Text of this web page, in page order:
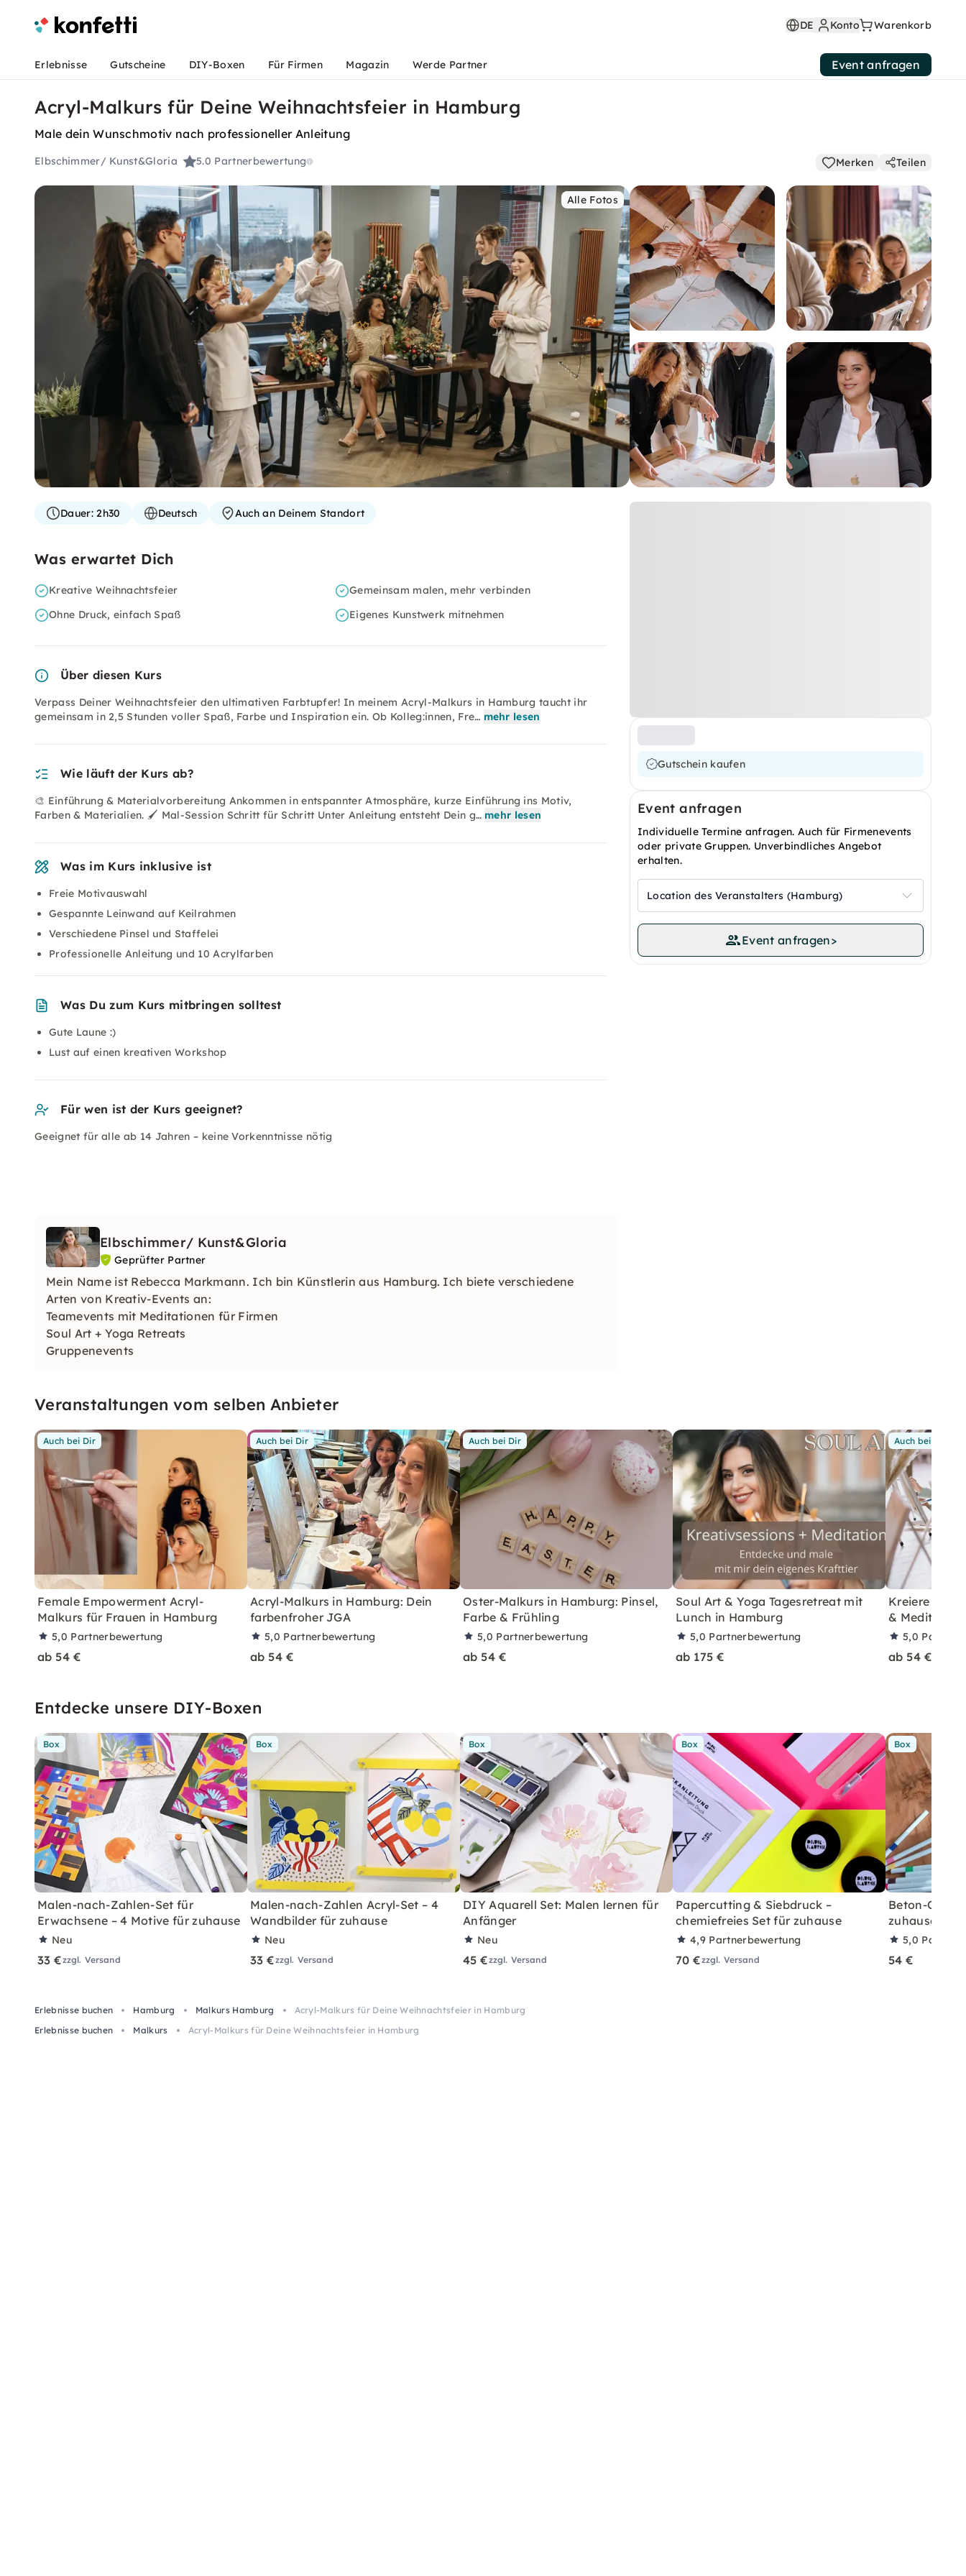
DE Konto Warenkorb
Erlebnisse Gutscheine DIY-Boxen Für Firmen Magazin Werde Partner Event anfragen
Acryl-Malkurs für Deine Weihnachtsfeier in Hamburg
Male dein Wunschmotiv nach professioneller Anleitung
Elbschimmer/ Kunst&Gloria 5.0 Partnerbewertung Merken Teilen
Alle Fotos
Gutschein kaufen
Event anfragen
Individuelle Termine anfragen. Auch für Firmenevents
oder private Gruppen. Unverbindliches Angebot
erhalten.
Location des Veranstalters (Hamburg)
Event anfragen>
Dauer:2h30 Deutsch Auch an Deinem Standort
Was erwartet Dich
Kreative Weihnachtsfeier
Gemeinsam malen, mehr verbinden
Ohne Druck, einfach Spaß
Eigenes Kunstwerk mitnehmen
Über diesen Kurs
Verpass Deiner Weihnachtsfeier den ultimativen Farbtupfer! In meinem Acryl-Malkurs in Hamburg taucht ihr
gemeinsam in 2,5 Stunden voller Spaß, Farbe und Inspiration ein. Ob Kolleg:innen, Fre… mehr lesen
Wie läuft der Kurs ab?
🎨 Einführung & Materialvorbereitung Ankommen in entspannter Atmosphäre, kurze Einführung ins Motiv,
Farben & Materialien. 🖌️ Mal-Session Schritt für Schritt Unter Anleitung entsteht Dein g… mehr lesen
Was im Kurs inklusive ist
Freie Motivauswahl
Gespannte Leinwand auf Keilrahmen
Verschiedene Pinsel und Staffelei
Professionelle Anleitung und 10 Acrylfarben
Was Du zum Kurs mitbringen solltest
Gute Laune :)
Lust auf einen kreativen Workshop
Für wen ist der Kurs geeignet?
Geeignet für alle ab 14 Jahren – keine Vorkenntnisse nötig
Elbschimmer/ Kunst&Gloria
Geprüfter Partner
Mein Name ist Rebecca Markmann. Ich bin Künstlerin aus Hamburg. Ich biete verschiedene
Arten von Kreativ-Events an:
Teamevents mit Meditationen für Firmen
Soul Art + Yoga Retreats
Gruppenevents
Veranstaltungen vom selben Anbieter
Auch bei Dir
Female Empowerment Acryl-
Malkurs für Frauen in Hamburg
5,0 Partnerbewertung
ab 54 €
Auch bei Dir
Acryl-Malkurs in Hamburg: Dein
farbenfroher JGA
5,0 Partnerbewertung
ab 54 €
Auch bei Dir
Oster-Malkurs in Hamburg: Pinsel,
Farbe & Frühling
5,0 Partnerbewertung
ab 54 €
Soul Art & Yoga Tagesretreat mit
Lunch in Hamburg
5,0 Partnerbewertung
ab 175 €
Auch bei Dir
Kreiere
& Meditation
5,0
ab 54 €
Entdecke unsere DIY-Boxen
Box
Malen-nach-Zahlen-Set für
Erwachsene – 4 Motive für zuhause
Neu
33 €zzgl. Versand
Box
Malen-nach-Zahlen Acryl-Set – 4
Wandbilder für zuhause
Neu
33 €zzgl. Versand
Box
DIY Aquarell Set: Malen lernen für
Anfänger
Neu
45 €zzgl. Versand
Box
Papercutting & Siebdruck –
chemiefreies Set für zuhause
4,9 Partnerbewertung
70 €zzgl. Versand
Box
Beton-
zuhause mit
5,0
54 €
Erlebnisse buchen Hamburg Malkurs Hamburg
Acryl-Malkurs für Deine Weihnachtsfeier in Hamburg
Erlebnisse buchen
Malkurs Acryl-Malkurs für Deine Weihnachtsfeier in Hamburg